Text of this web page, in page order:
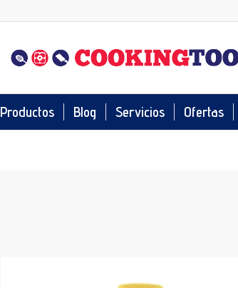
Productos Blog Servicios Ofertas